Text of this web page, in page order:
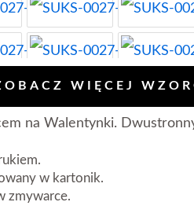
WIĘCEJ
na Walentynki.
w kartonik.
zmywarce.